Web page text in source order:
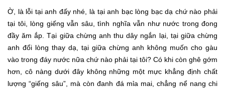
Ờ, là lỗi tại anh đấy nhé, là tại anh bạc lòng bạc dạ chứ nào phải
tại tôi, lòng giếng vẫn sâu, tình nghĩa vẫn như nước trong đong
đầy ăm ắp. Tại giữa chừng anh thu dây ngắn lại, tại giữa chừng
anh đổi lòng thay dạ, tại giữa chừng anh không muốn cho gàu
vào trong đáy nước nữa chứ nào phải tại tôi? Có khi còn ghê gớm
hơn, cô nàng dưới đây không những một mực khẳng định chất
lượng “giếng sâu”, mà còn đanh đá mỉa mai, chẳng nể nang chi